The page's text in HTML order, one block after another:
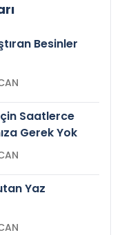
Besinler
Saatlerce
Gerek Yok
Yaz